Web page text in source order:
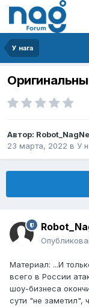
У нага
Автор:
23 марта, 2022 в У
Материал: ...И
всего в России
шоу-бизнеса
сути "не заметил",